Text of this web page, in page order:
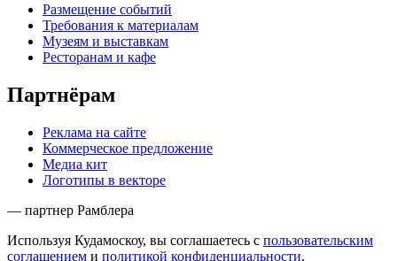
Размещение событий
Требования к материалам
Музеям и выставкам
Ресторанам и кафе
Партнёрам
Реклама на сайте
Коммерческое предложение
Медиа кит
Логотипы в векторе
— партнер Рамблера
Используя Кудамоскоу, вы соглашаетесь с пользовательским
соглашением и политикой конфиденциальности.